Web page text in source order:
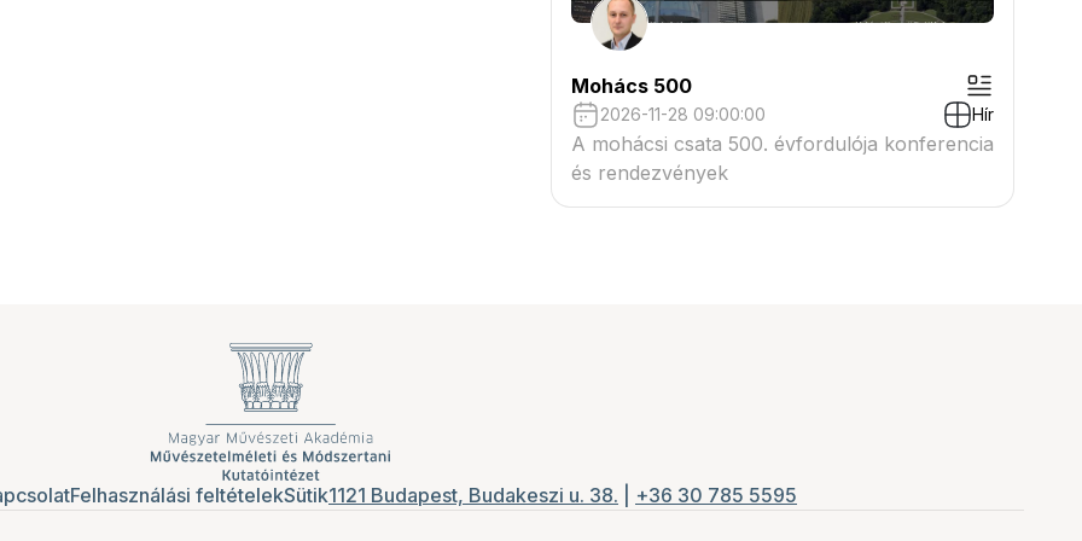
Mohács 500
2026-11-28 09:00:00 Hír
A mohácsi csata 500. évfordulója konferencia
és rendezvények
Felhasználási feltételekSütik1121 Budapest, Budakeszi u. 38. +36 30 785 5595